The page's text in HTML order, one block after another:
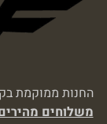
החנות ממוקמת
משלוחים